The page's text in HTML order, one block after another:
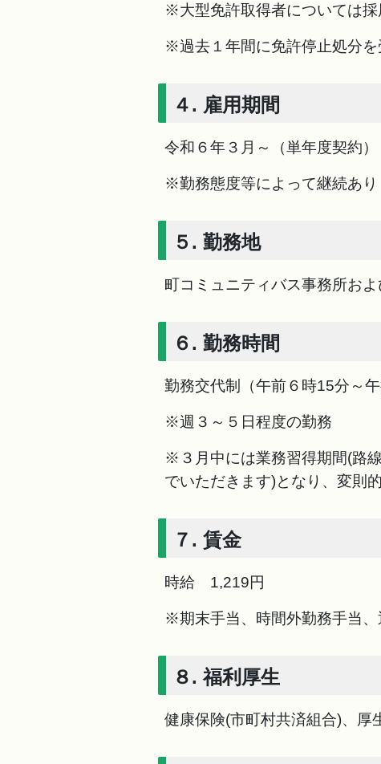
※大型免許取得者については採
※過去１年間に免許停止処分を
４. 雇用期間
令和６年３月～（単年度契約）
※勤務態度等によって継続あり
５. 勤務地
町コミュニティバス事務所およ
６. 勤務時間
勤務交代制（午前６時15分～午
※週３～５日程度の勤務
※３月中には業務習得期間(路
でいただきます)となり、変則
７. 賃金
時給 1,219円
※期末手当、時間外勤務手当、
８. 福利厚生
健康保険(市町村共済組合)、厚